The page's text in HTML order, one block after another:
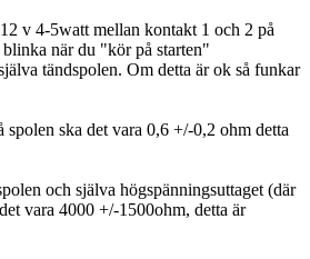
v 4-5watt mellan kontakt 1 och 2 på
blinka när du "kör på starten"
tändspolen. Om detta är ok så funkar
ska det vara 0,6 +/-0,2 ohm detta
och själva högspänningsuttaget (där
vara 4000 +/-1500ohm, detta är